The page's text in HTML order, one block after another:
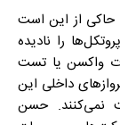
حاکی از این است
را نادیده
واکسن یا تست
داخلی این
نمی‌کنند. حسن